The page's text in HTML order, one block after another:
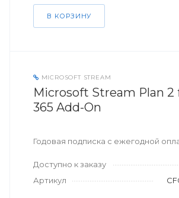
В КОРЗИНУ
MICROSOFT STREAM
Microsoft Stream Plan 2
365 Add-On
Годовая подписка с ежегодной
Доступно к заказу
Артикул